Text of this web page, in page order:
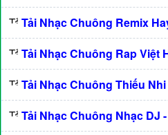
Tải Nhạc Chuông Remix
Tải Nhạc Chuông Rap Việt
Tải Nhạc Chuông Thiếu Nhi
Tải Nhạc Chuông Nhạc DJ